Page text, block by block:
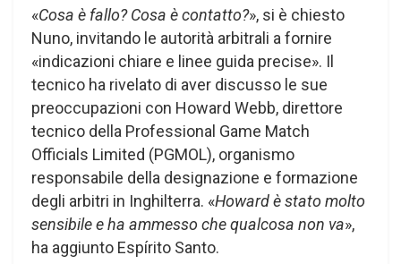
«Cosa è fallo? Cosa è contatto?», si è chiesto
Nuno, invitando le autorità arbitrali a fornire
«indicazioni chiare e linee guida precise». Il
tecnico ha rivelato di aver discusso le sue
preoccupazioni con Howard Webb, direttore
tecnico della Professional Game Match
Officials Limited (PGMOL), organismo
responsabile della designazione e formazione
degli arbitri in Inghilterra. «Howard è stato molto
sensibile e ha ammesso che qualcosa non va»,
ha aggiunto Espírito Santo.